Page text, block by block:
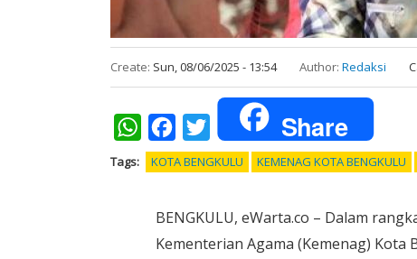
Create: Sun, 08/06/2025 - 13:54 Author: Redaksi
WhatsAppFacebookTwitter Share
Tags KOTA BENGKULU KEMENAG KOTA BENGKULU
BENGKULU, eWarta.co – Dalam
Kementerian Agama (Kemenag)